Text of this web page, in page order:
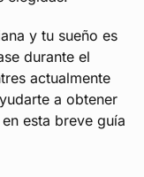
y tu sueño es
durante el
actualmente
a obtener
esta breve guía